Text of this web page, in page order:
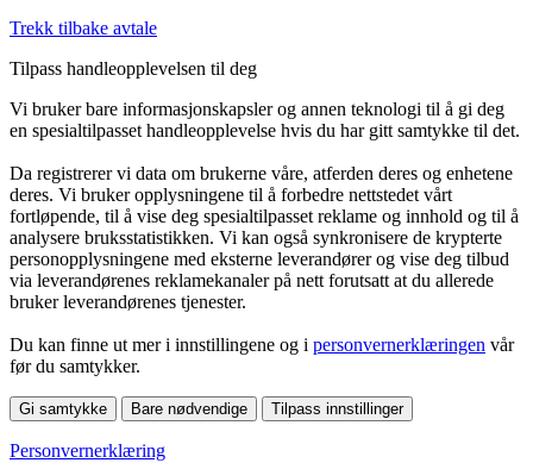
Trekk tilbake avtale
Tilpass handleopplevelsen til deg
Vi bruker bare informasjonskapsler og annen teknologi til å gi deg
en spesialtilpasset handleopplevelse hvis du har gitt samtykke til det.
Da registrerer vi data om brukerne våre, atferden deres og enhetene
deres. Vi bruker opplysningene til å forbedre nettstedet vårt
fortløpende, til å vise deg spesialtilpasset reklame og innhold og til å
analysere bruksstatistikken. Vi kan også synkronisere de krypterte
personopplysningene med eksterne leverandører og vise deg tilbud
via leverandørenes reklamekanaler på nett forutsatt at du allerede
bruker leverandørenes tjenester.
Du kan finne ut mer i innstillingene og i personvernerklæringen vår
før du samtykker.
Gi samtykke Bare nødvendige Tilpass innstillinger
Personvernerklæring